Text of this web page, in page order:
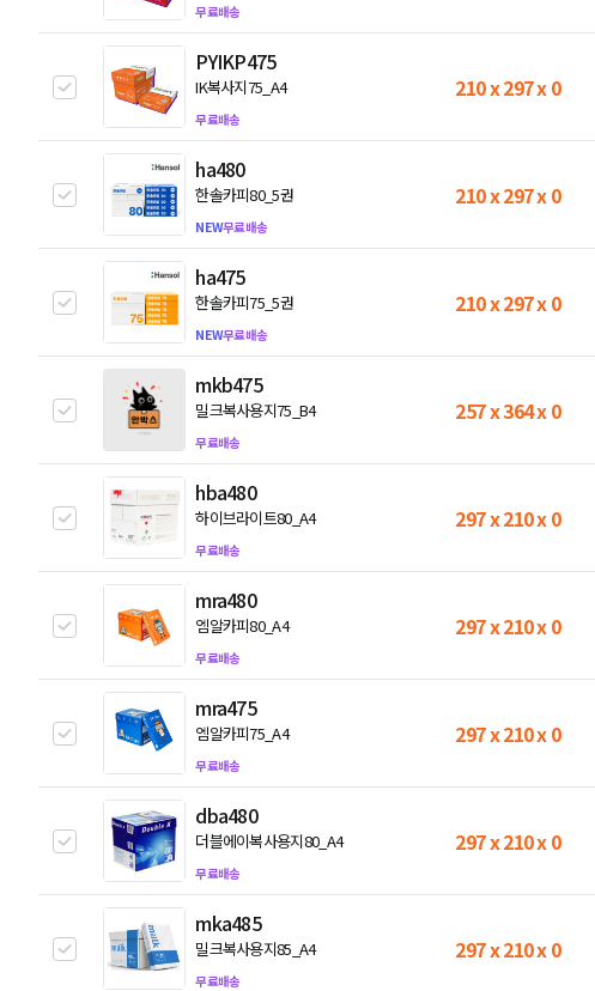
무료배송
PYIKP475
IK복사지75_A4
무료배송
210 x 297 x 0
ha480
한솔카피80_5권
NEW무료배송
210 x 297 x 0
ha475
한솔카피75_5권
NEW무료배송
210 x 297 x 0
mkb475
밀크복사용지75_B4
무료배송
257 x 364 x 0
hba480
하이브라이트80_A4
무료배송
297 x 210 x 0
mra480
엠알카피80_A4
무료배송
297 x 210 x 0
mra475
엠알카피75_A4
무료배송
297 x 210 x 0
dba480
더블에이복사용지80_A4
무료배송
297 x 210 x 0
mka485
밀크복사용지85_A4
무료배송
297 x 210 x 0